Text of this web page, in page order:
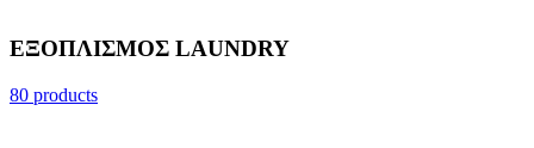
ΕΞΟΠΛΙΣΜΟΣ LAUNDRY
80 products